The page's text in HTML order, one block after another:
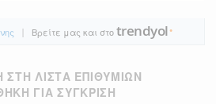
| Βρείτε μας και στο trendyol ●
ΛΊΣΤΑ ΕΠΙΘΥΜΙΏΝ
ΓΙΑ ΣΎΓΚΡΙΣΗ